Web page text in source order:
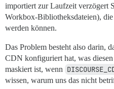
importiert zur Laufzeit verzögert
Workbox-Bibliotheksdateien),
werden können.
Das Problem besteht also darin,
CDN konfiguriert hat, was
maskiert ist, wenn
wissen, warum uns das nicht